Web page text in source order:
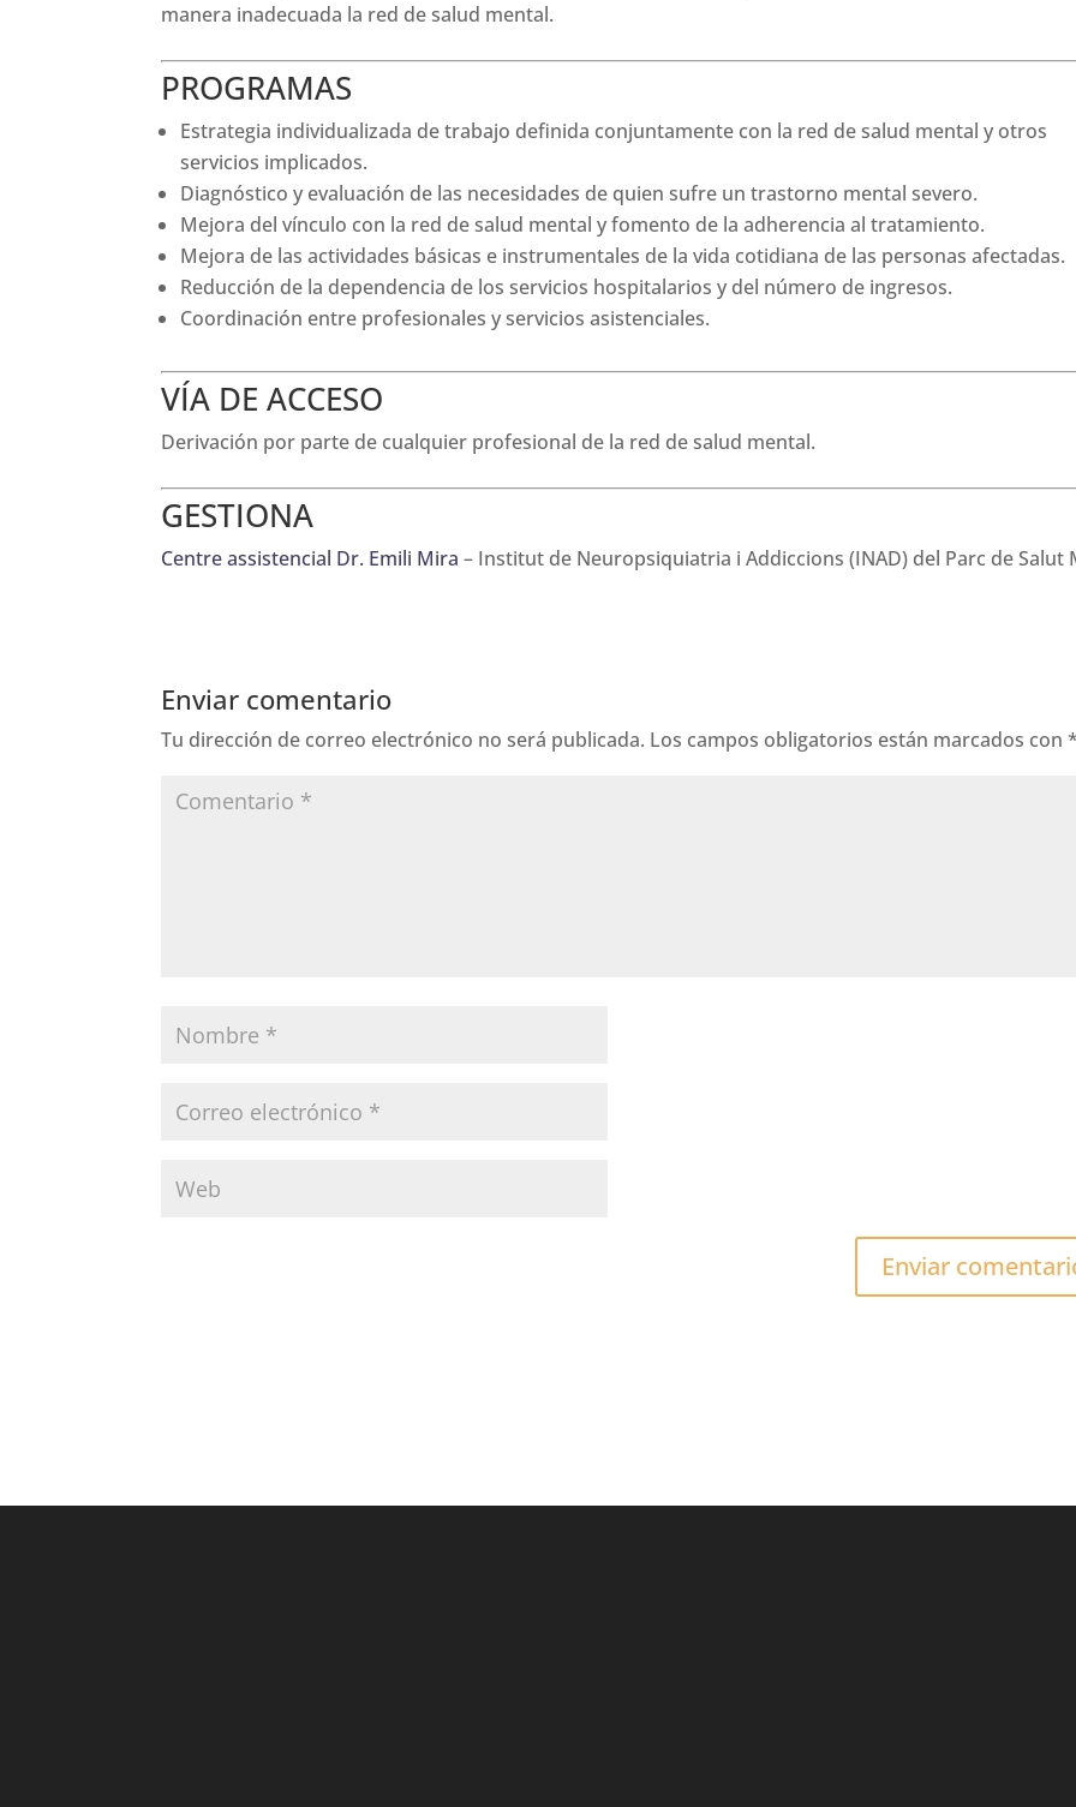
manera inadecuada la red de salud mental.
PROGRAMAS
Estrategia individualizada de trabajo definida conjuntamente con la red de salud mental y otros
servicios implicados.
Diagnóstico y evaluación de las necesidades de quien sufre un trastorno mental severo.
Mejora del vínculo con la red de salud mental y fomento de la adherencia al tratamiento.
Mejora de las actividades básicas e instrumentales de la vida cotidiana de las personas afectadas.
Reducción de la dependencia de los servicios hospitalarios y del número de ingresos.
Coordinación entre profesionales y servicios asistenciales.
VÍA DE ACCESO
Derivación por parte de cualquier profesional de la red de salud mental.
GESTIONA
Centre assistencial Dr. Emili Mira – Institut de Neuropsiquiatria i Addiccions (INAD) del Parc de Salut
Enviar comentario
Tu dirección de correo electrónico no será publicada. Los campos obligatorios están marcados con